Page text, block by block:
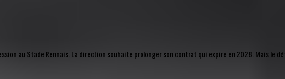
au Stade Rennais. La direction souhaite prolonger son contrat qui expire en 2028. Mais le